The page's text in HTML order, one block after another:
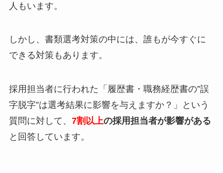
人もいます。
しかし、書類選考対策の中には、誰もが今すぐに
できる対策もあります。
採用担当者に行われた「履歴書・職務経歴書の”誤
字脱字”は選考結果に影響を与えますか？」という
質問に対して、 7割以上の採用担当者が影響がある
と回答しています。